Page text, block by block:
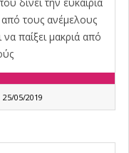
δίνει την ευκαιρία
τους ανέμελους
παίξει μακριά από
25/05/2019